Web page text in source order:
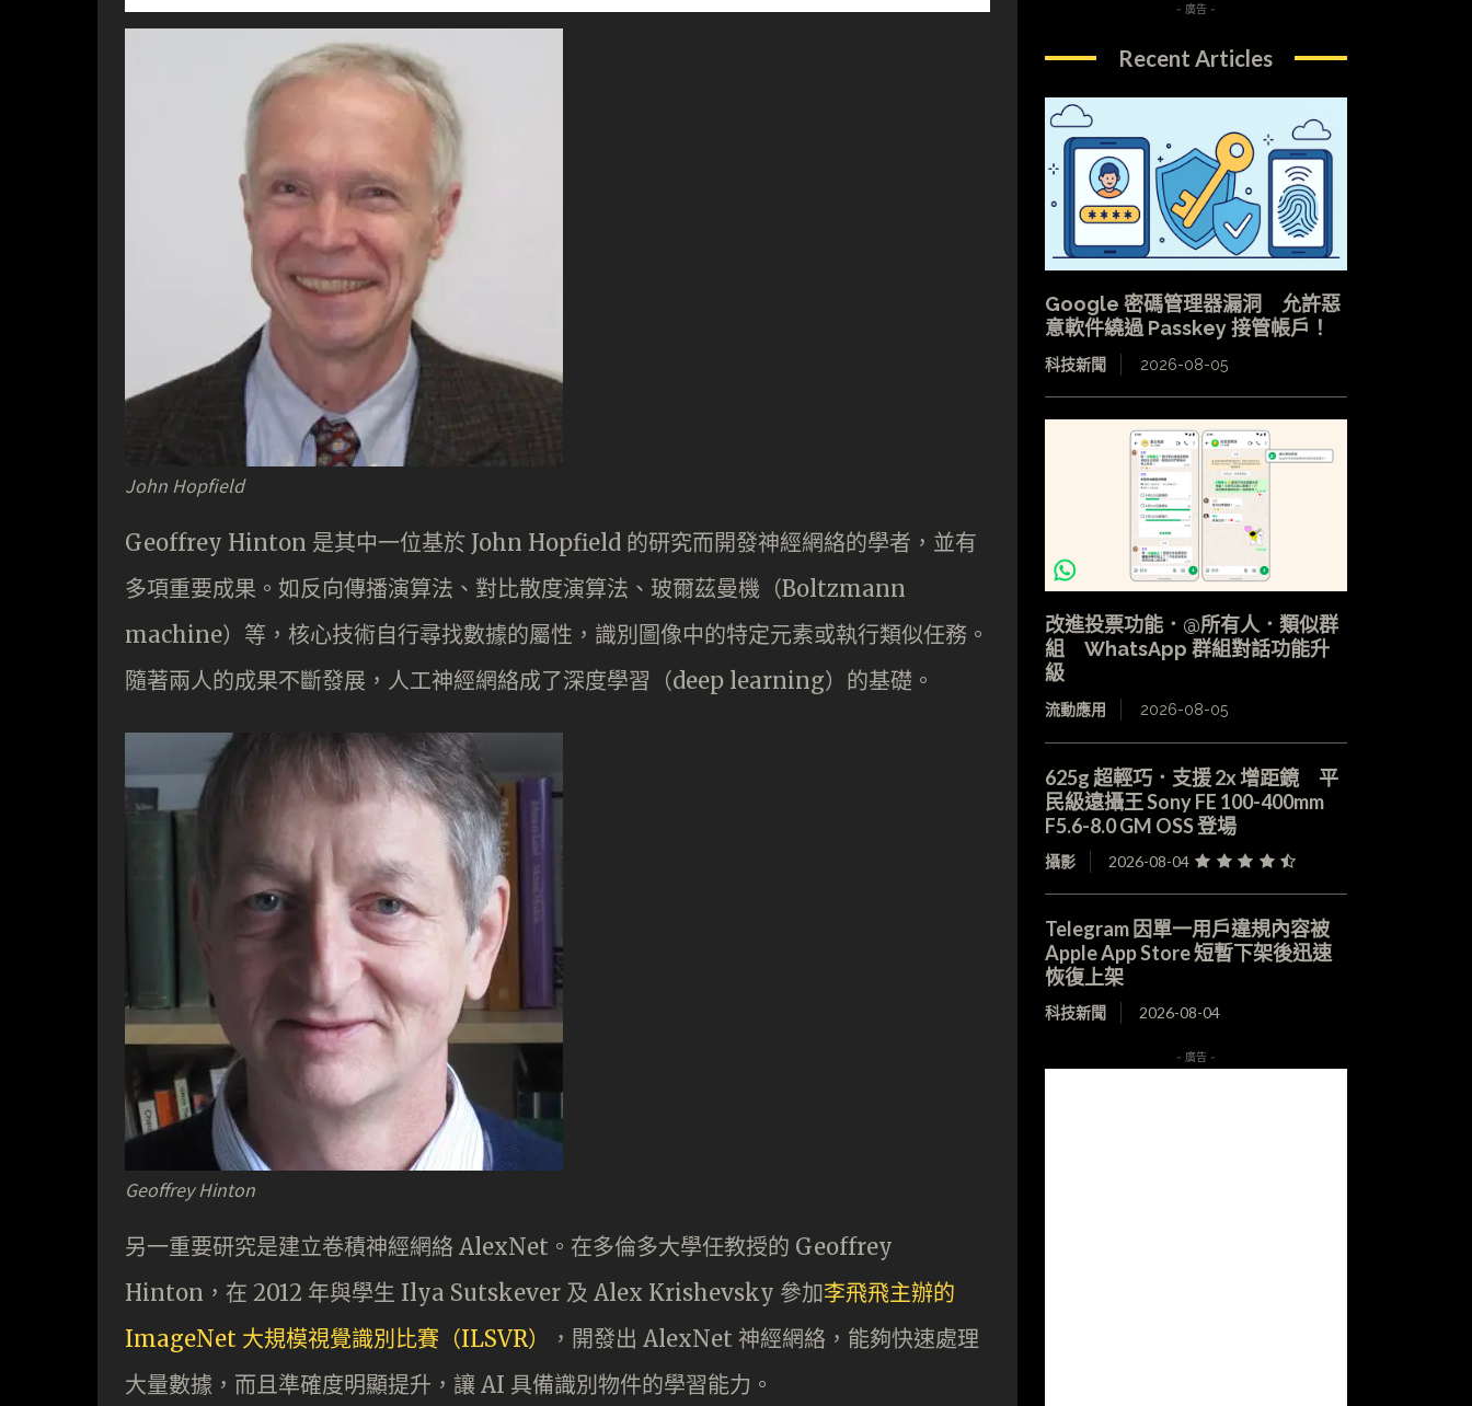
John Hopfield
Geoffrey Hinton 是其中一位基於 John Hopfield 的研究而開發神經網絡的學者，並有
多項重要成果。如反向傳播演算法、對比散度演算法、玻爾茲曼機（Boltzmann
machine）等，核心技術自行尋找數據的屬性，識別圖像中的特定元素或執行類似任務。
隨著兩人的成果不斷發展，人工神經網絡成了深度學習（deep learning）的基礎。
Geoffrey Hinton
另一重要研究是建立卷積神經網絡 AlexNet​​。在多倫多大學任教授的 Geoffrey
Hinton，在 2012 年與學生 Ilya Sutskever 及 Alex Krishevsky 參加李飛飛主辦的
ImageNet 大規模視覺識別比賽（ILSVR）
，開發出 AlexNet 神經網絡，能夠快速處理
大量數據，而且準確度明顯提升，讓 AI 具備識別物件的學習能力。
- 廣告 -
Recent Articles
Google 密碼管理器漏洞 允許惡
意軟件繞過 Passkey 接管帳戶！
科技新聞 2026-08-05
改進投票功能．@所有人．類似群
組 WhatsApp 群組對話功能升
級
流動應用 2026-08-05
625g 超輕巧．支援 2x 增距鏡 平
民級遠攝王 Sony FE 100-400mm
F5.6-8.0 GM OSS 登場
攝影 2026-08-04
Telegram 因單一用戶違規內容被
Apple App Store 短暫下架後迅速
恢復上架
科技新聞 2026-08-04
- 廣告 -